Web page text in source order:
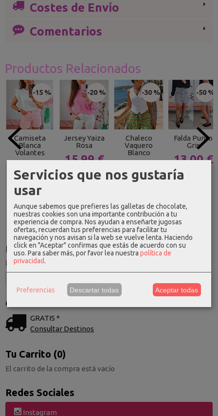
Idioma
Costes de Envío
GRATIS *
Consultar Destinos
Tu Carrito (0)
El carrito de la compra está vacío
Redes Sociales
Instagram
Costes de Envío
Comentarios
Productos Relacionados
-15 %
Camiseta
Blanca
Volantes
16,99 €
19,99 €
-20 %
Jersey Yaiza
Rosa
15,99 €
19,99 €
-30 %
Chaleco
Vaquero
Blanco
20,99 €
29,99 €
-50 %
Falda Punto
Gris
13,00 €
25,99 €
Servicios que nos gustaría
usar
Aunque sabemos que prefieres las galletas de chocolate,
nuestras cookies son una importante contribución a tu
experiencia de compra. Nos ayudan a enseñarte jugosas
ofertas, recuerdan tus preferencias para facilitar tu
navegación y nos avisan si la web se vuelve lenta. Haciendo
click en "Aceptar" confirmas que estás de acuerdo con su
uso. Para saber más, por favor lea nuestra política de
privacidad.
Preferencias Descartar todas Aceptar todas